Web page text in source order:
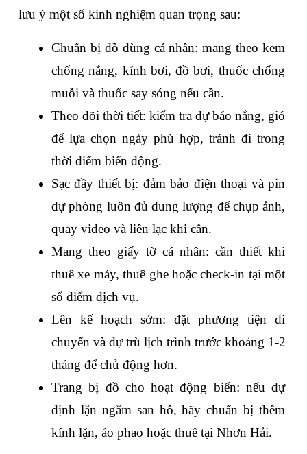
lưu ý một số kinh nghiệm quan trọng sau:
Chuẩn bị đồ dùng cá nhân: mang theo kem
chống nắng, kính bơi, đồ bơi, thuốc chống
muỗi và thuốc say sóng nếu cần.
Theo dõi thời tiết: kiểm tra dự báo nắng, gió
để lựa chọn ngày phù hợp, tránh đi trong
thời điểm biển động.
Sạc đầy thiết bị: đảm bảo điện thoại và pin
dự phòng luôn đủ dung lượng để chụp ảnh,
quay video và liên lạc khi cần.
Mang theo giấy tờ cá nhân: cần thiết khi
thuê xe máy, thuê ghe hoặc check-in tại một
số điểm dịch vụ.
Lên kế hoạch sớm: đặt phương tiện di
chuyển và dự trù lịch trình trước khoảng 1-2
tháng để chủ động hơn.
Trang bị đồ cho hoạt động biển: nếu dự
định lặn ngắm san hô, hãy chuẩn bị thêm
kính lặn, áo phao hoặc thuê tại Nhơn Hải.